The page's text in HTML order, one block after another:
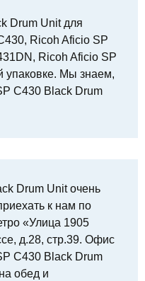
Drum Unit для
Ricoh Aficio SP
Ricoh Aficio SP
упаковке. Мы знаем,
C430 Black Drum
Drum Unit очень
к нам по
«Улица 1905
д.28, стр.39. Офис
C430 Black Drum
обед и